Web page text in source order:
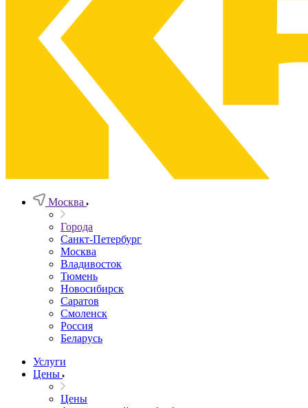
Москва
Города
Санкт-Петербург
Москва
Владивосток
Тюмень
Новосибирск
Саратов
Смоленск
Россия
Беларусь
Услуги
Цены
Цены